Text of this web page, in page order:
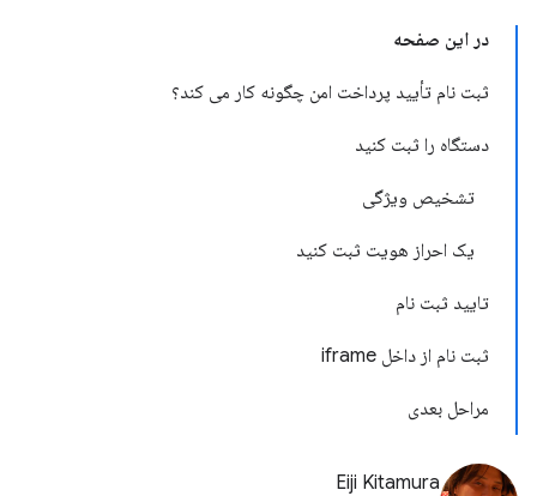
در این صفحه
ثبت نام تأیید پرداخت امن چگونه کار می کند؟
دستگاه را ثبت کنید
تشخیص ویژگی
یک احراز هویت ثبت کنید
تایید ثبت نام
ثبت نام از داخل iframe
مراحل بعدی
Eiji Kitamura